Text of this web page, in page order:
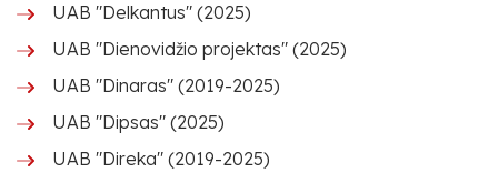
UAB "Delkantus" (2025)
UAB "Dienovidžio projektas" (2025)
UAB "Dinaras" (2019-2025)
UAB "Dipsas" (2025)
UAB "Direka" (2019-2025)